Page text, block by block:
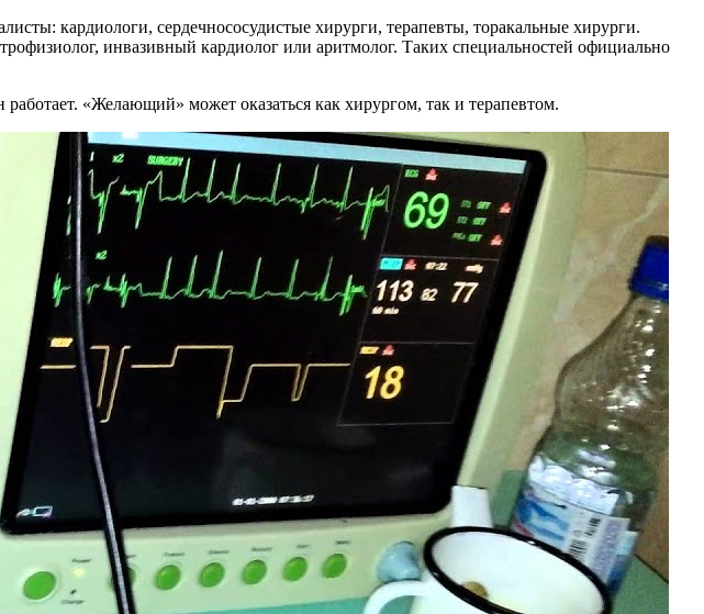
кардиологи, сердечнососудистые хирурги, терапевты, торакальные хирурги.
инвазивный кардиолог или аритмолог. Таких специальностей официально
«Желающий» может оказаться как хирургом, так и терапевтом.